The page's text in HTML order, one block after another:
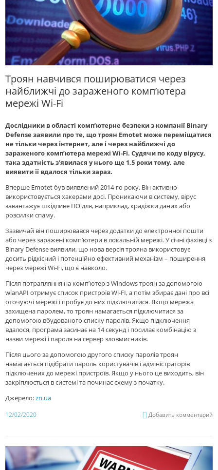
Троян навчився поширюватися через
найближчі до зараженого комп’ютера
мережі Wi-Fi
Дослідники в області комп’ютерне безпеки з компанії Binary
Defense заявили про те, що троян Emotet може переміщатися
не тільки через інтернет, але і через найближчі до
зараженого комп’ютера мережі Wi-Fi. Судячи по коду вірусу,
така здатність з’явилася у нього ще 1,5 роки тому, але
виявити її вдалося тільки зараз.
Вперше Emotet був виявлений 2014-го року. Він активно
використовується хакерами досі. Проникаючи в систему, вірус
завантажує шкідливе ПО для, наприклад, крадіжки даних або
розсилки спаму.
Зазвичай він поширювався через додатки до електронної пошти
або через заражені комп’ютери в локальній мережі. У січні фахівці з
Binary Defense виявили, що нова версія трояна використовує
досить рідкісний і потенційно ефективний механізм – поширення
через мережі Wi-Fi, що є навколо.
Після потрапляння на комп’ютер з Windows троян за допомогою
wlanAPI отримує список пристроїв Wi-FI, а потім збирає дані про всі
оточуючi мережi і пробує до них підключитися. Якщо мережа
захищена паролем, то троян намагається підключитися за
допомогою вбудованого списку паролів. Якщо підключення
вдалося, програма засинає на 14 секунд і посилає комбінацію з
назви мережі і пароля на сервер зловмисників.
Після цього за допомогою другого списку паролів троян
намагається підібрати пароль користувачів і адміністраторів
підключених до мережі пристроїв. Якщо у нього це виходить, він
закріплюється в системі та починає схему з початку.
Джерело:zn.ua
12/02/2020 Добавить комментарий